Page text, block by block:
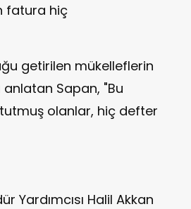
fatura hiç
getirilen mükelleflerin
Sapan, "Bu
olanlar, hiç defter
Yardımcısı Halil Akkan